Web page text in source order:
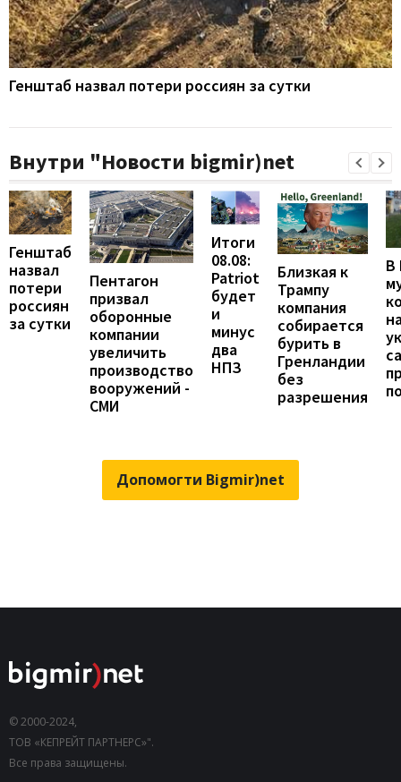
Генштаб назвал потери россиян за сутки
Внутри "Новости bigmir)net
Генштаб
назвал
потери
россиян
за сутки
Пентагон
призвал
оборонные
компании
увеличить
производство
вооружений -
СМИ
Итоги
08.08:
Patriot
будет
и
минус
два
НПЗ
Близкая к
Трампу
компания
собирается
бурить в
Гренландии
без
разрешения
В
Допомогти Bigmir)net
© 2000-2024,
ТОВ «КЕПРЕЙТ ПАРТНЕРС»".
Все права защищены.